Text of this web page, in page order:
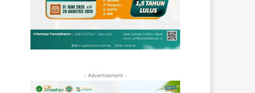
- Advertisement -